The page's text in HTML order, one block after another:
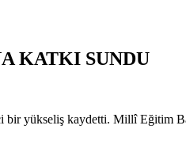
KATKI SUNDU
bir yükseliş kaydetti. Millî Eğitim